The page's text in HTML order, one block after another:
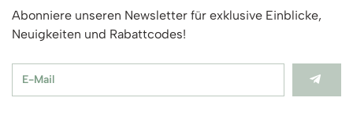
Abonniere unseren Newsletter für exklusive Einblicke,
Neuigkeiten und Rabattcodes!